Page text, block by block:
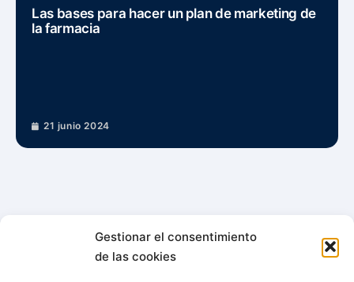
Gestionar el consentimiento
de las cookies
Las bases para hacer un plan de marketing de
la farmacia
21 junio 2024